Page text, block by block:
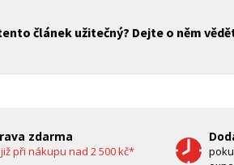
článek užitečný? Dejte o něm
zdarma
při nákupu nad 2 500 kč*